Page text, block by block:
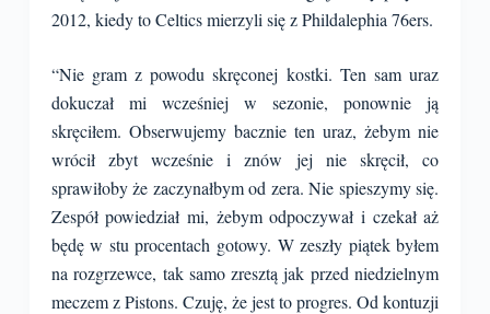
2012, kiedy to Celtics mierzyli się z Phildalephia 76ers.
“Nie gram z powodu skręconej kostki. Ten sam uraz
dokuczał mi wcześniej w sezonie, ponownie ją
skręciłem. Obserwujemy bacznie ten uraz, żebym nie
wrócił zbyt wcześnie i znów jej nie skręcił, co
sprawiłoby że zaczynałbym od zera. Nie spieszymy się.
Zespół powiedział mi, żebym odpoczywał i czekał aż
będę w stu procentach gotowy. W zeszły piątek byłem
na rozgrzewce, tak samo zresztą jak przed niedzielnym
meczem z Pistons. Czuję, że jest to progres. Od kontuzji